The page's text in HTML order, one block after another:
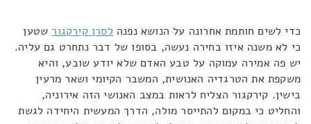
כדי לשים חותמת אחרונה על הנושא נפנה לסרן קירקגור שטען
כי לא משנה איזו בחירה נעשה, בסופו של דבר נתחרט גם עליה.
יש פה אמירה עמוקה על טבע האדם שלא יודע שובע, והיא
משקפת את הטרגדיה האנושית, המשבר הקיומי ושאר מרעין
בישין. קירקגור הצליח לראות במצב האנושי הזה אירוניה,
והחליט כי במקום להתייסר מולה, הדרך המעשית היחידה לגשת